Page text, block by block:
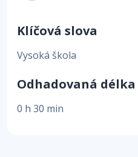
Klíčová slova
Vysoká škola
Odhadovaná
0 h 30 min